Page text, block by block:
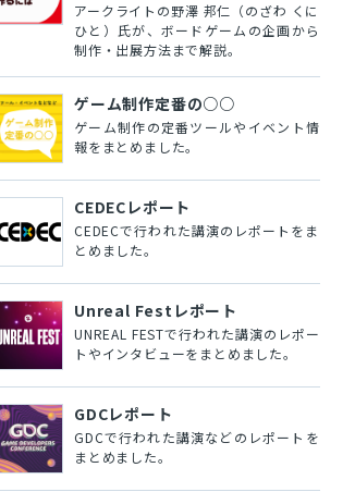
アークライトの野澤 邦仁（のざわ くに
ひと）氏が、ボードゲームの企画から
制作・出展方法まで解説。
ゲーム制作定番の○○
ゲーム制作の定番ツールやイベント情
報をまとめました。
CEDECレポート
CEDECで行われた講演のレポートをま
とめました。
Unreal Festレポート
UNREAL FESTで行われた講演のレポー
トやインタビューをまとめました。
GDCレポート
GDCで行われた講演などのレポートを
まとめました。